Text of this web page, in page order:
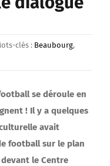
clés : Beaubourg,
se déroule en
! Il y a quelques
avait
football sur le plan
le Centre